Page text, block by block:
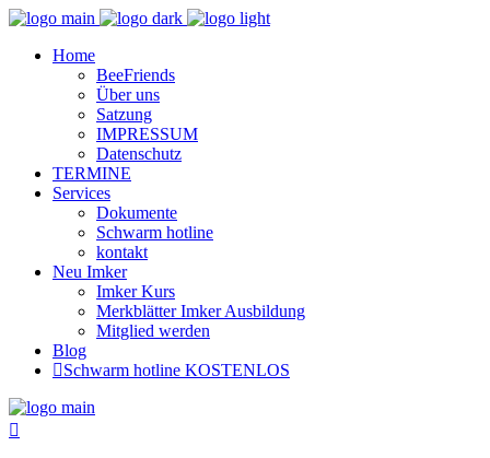
Home
BeeFriends
Über uns
Satzung
IMPRESSUM
Datenschutz
TERMINE
Services
Dokumente
Schwarm hotline
kontakt
Neu Imker
Imker Kurs
Merkblätter Imker Ausbildung
Mitglied werden
Blog
Schwarm hotline KOSTENLOS